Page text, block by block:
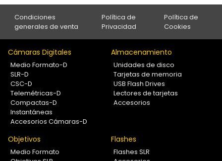
Condiciones
generales de venta
Política de
Privacidad
Política de
Cookies
Cámaras Digitales
Medio Formato-D
SLR-D
CSC-D
Telemétricas-D
Compactas-D
Instantáneas
Accesorios Cámaras-D
Almacenamiento
Unidades de disco
Tarjetas de memoria
USB Flash Drives
Lectores de tarjetas
Accesorios
Objetivos
Medio Formato
Flashes
Flashes SLR